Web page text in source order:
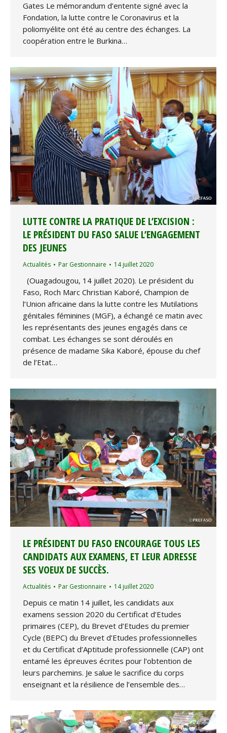
Gates Le mémorandum d’entente signé avec la
Fondation, la lutte contre le Coronavirus et la
poliomyélite ont été au centre des échanges. La
coopération entre le Burkina…
LUTTE CONTRE LA PRATIQUE DE L’EXCISION :
LE PRÉSIDENT DU FASO SALUE L’ENGAGEMENT
DES JEUNES
Actualités Par Gestionnaire 14 juillet 2020
(Ouagadougou, 14 juillet 2020). Le président du
Faso, Roch Marc Christian Kaboré, Champion de
l’Union africaine dans la lutte contre les Mutilations
génitales féminines (MGF), a échangé ce matin avec
les représentants des jeunes engagés dans ce
combat. Les échanges se sont déroulés en
présence de madame Sika Kaboré, épouse du chef
de l’Etat…
LE PRÉSIDENT DU FASO ENCOURAGE TOUS LES
CANDIDATS AUX EXAMENS, ET LEUR ADRESSE
SES VOEUX DE SUCCÈS.
Actualités Par Gestionnaire 14 juillet 2020
Depuis ce matin 14 juillet, les candidats aux
examens session 2020 du Certificat d’Etudes
primaires (CEP), du Brevet d’Etudes du premier
Cycle (BEPC) du Brevet d’Etudes professionnelles
et du Certificat d’Aptitude professionnelle (CAP) ont
entamé les épreuves écrites pour l’obtention de
leurs parchemins. Je salue le sacrifice du corps
enseignant et la résilience de l’ensemble des…